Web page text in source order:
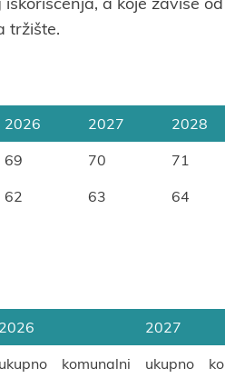
tržište.
2026 2027 2028
69 70 71
62 63 64
2026 2027
ukupno komunalni ukupno